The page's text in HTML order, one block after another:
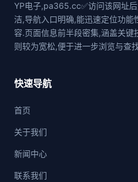
YP电子,pa365.cc✅访问该网址
洁,导航入口明确,能迅速定位功能
容.页面信息前半段密集,涵盖关键
则较为宽松,便于进一步浏览与查
快速导航
首页
关于我们
新闻中心
联系我们